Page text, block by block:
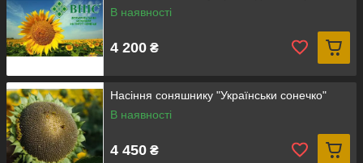
В наявності
4 200 ₴
Насіння соняшнику "Українськи сонечко"
В наявності
4 450 ₴